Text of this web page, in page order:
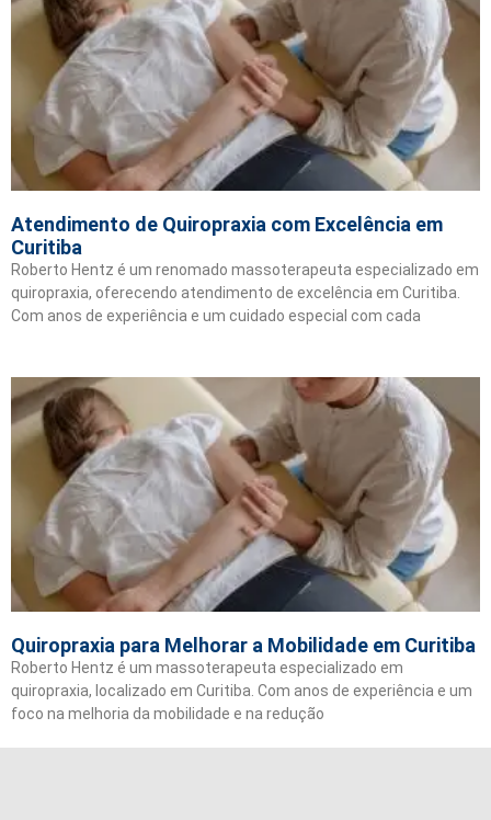
Atendimento de Quiropraxia com Excelência em
Curitiba
Roberto Hentz é um renomado massoterapeuta especializado em
quiropraxia, oferecendo atendimento de excelência em Curitiba.
Com anos de experiência e um cuidado especial com cada
Quiropraxia para Melhorar a Mobilidade em Curitiba
Roberto Hentz é um massoterapeuta especializado em
quiropraxia, localizado em Curitiba. Com anos de experiência e um
foco na melhoria da mobilidade e na redução